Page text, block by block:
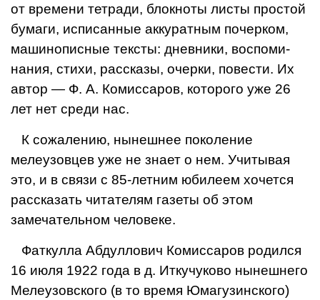
от времени тетради, блокно­ты листы простой
бумаги, исписан­ные аккуратным почерком,
машино­писные тексты: дневники, воспоми­
нания, стихи, рассказы, очерки, пове­сти. Их
автор — Ф. А. Комиссаров, которого уже 26
лет нет среди нас.
К сожалению, нынешнее поколе­ние
мелеузовцев уже не знает о нем. Учитывая
это, и в связи с 85-летним юбилеем хочется
рассказать чита­телям газеты об этом
замечатель­ном человеке.
Фаткулла Абдуллович Комиссаров родился
16 июля 1922 года в д. Иткучуково нынешнего
Мелеузовского (в то время Юмагузинского)